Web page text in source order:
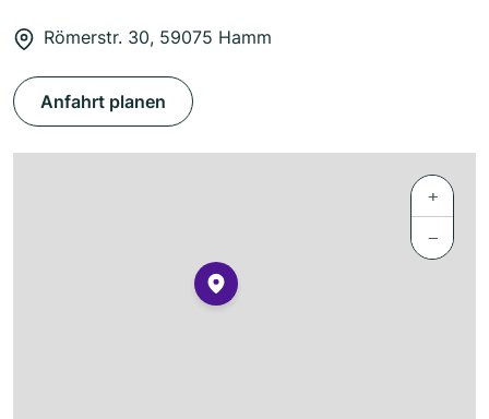
Römerstr. 30, 59075 Hamm
Anfahrt planen
+
−